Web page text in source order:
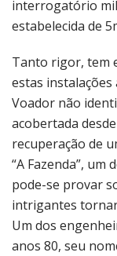
interrogatório
estabelecida de
Tanto rigor, tem
estas
Voador não
acobertada
recuperação de
“A Fazenda”, um
pode-se provar
intrigantes
Um dos
anos 80, seu